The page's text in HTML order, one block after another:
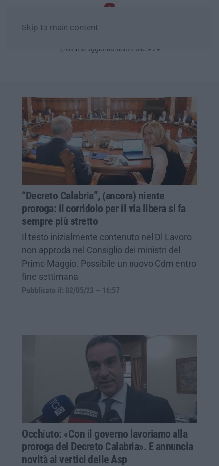
Skip to main content
Ultimo aggiornamento alle 9:29
“Decreto Calabria”, (ancora) niente
proroga: il corridoio per il via libera si fa
sempre più stretto
Il testo inizialmente contenuto nel Dl Lavoro
non approda nel Consiglio dei ministri del
Primo Maggio. Possibile un nuovo Cdm entro
fine settimana
Pubblicato il: 02/05/23 – 16:57
Occhiuto: «Con il governo lavoriamo alla
proroga del Decreto Calabria». E annuncia
novità ai vertici delle Asp